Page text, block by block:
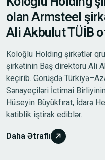
olan Armsteel
Ali Akbulut TÜİB
Koloğlu Holding şirkətlər
şirkətinin Baş direktoru Ali
keçirib. Görüşdə
Sənayeçiləri İctimai
Hüseyin Büyükfırat, İdarə
katiblik iştirak ediblər.
Daha Ətraflı